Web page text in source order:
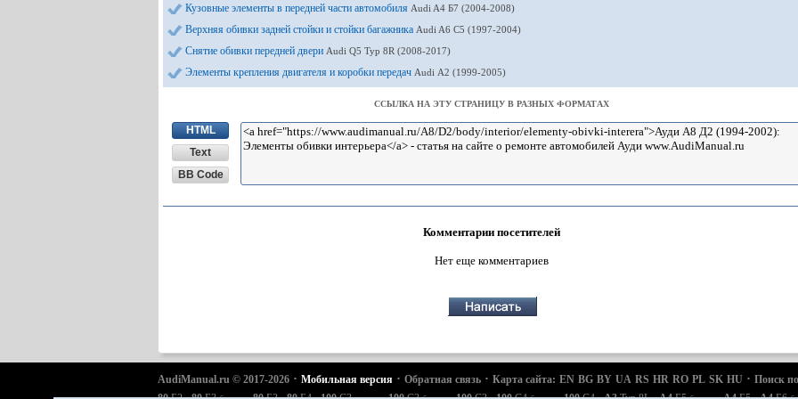
Кузовные элементы в передней части автомобиля Audi A4 Б7 (2004-2008)
Верхняя обивки задней стойки и стойки багажника Audi A6 С5 (1997-2004)
Снятие обивки передней двери Audi Q5 Typ 8R (2008-2017)
Элементы крепления двигателя и коробки передач Audi А2 (1999-2005)
ССЫЛКА НА ЭТУ СТРАНИЦУ В РАЗНЫХ ФОРМАТАХ
HTML
Text
BB Code
Комментарии посетителей
Нет еще комментариев
AudiManual.ru © 2017-2026 · Мобильная версия · Обратная связь · Карта сайта: EN BG BY UA RS HR RO PL SK HU · Поиск